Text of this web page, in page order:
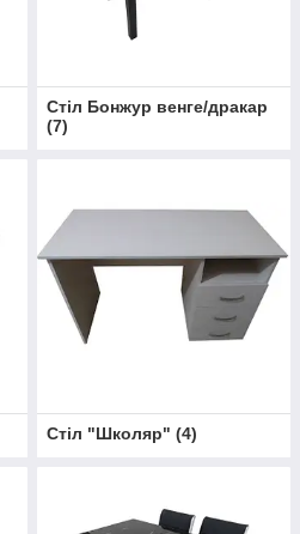
Стіл Бонжур венге/дракар
(7)
Стіл "Школяр" (4)